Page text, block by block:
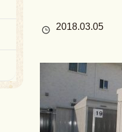
2018.03.05